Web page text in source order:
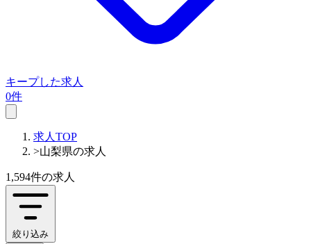
キープした求人
0件
求人TOP
>山梨県の求人
1,594件の求人
絞り込み